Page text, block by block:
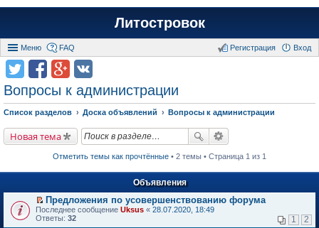
Литостровок
Меню FAQ Вход
Регистрация
Вопросы к администрации
Список разделов Доска объявлений Вопросы к администрации
Новая тема
Отметить темы как прочтённые • 2 темы • Страница 1 из 1
Объявления
П
е
Предложения по усовершенствованию форума
Последнее сообщение Uksus « 28.07.2020, 18:49
Ответы: 32 1 2